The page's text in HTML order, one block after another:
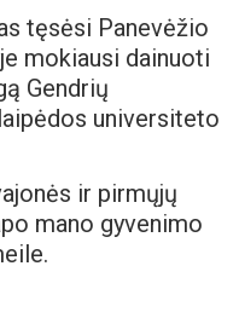
tęsėsi Panevėžio
mokiausi dainuoti
Gendrių
universiteto
ir pirmųjų
mano gyvenimo